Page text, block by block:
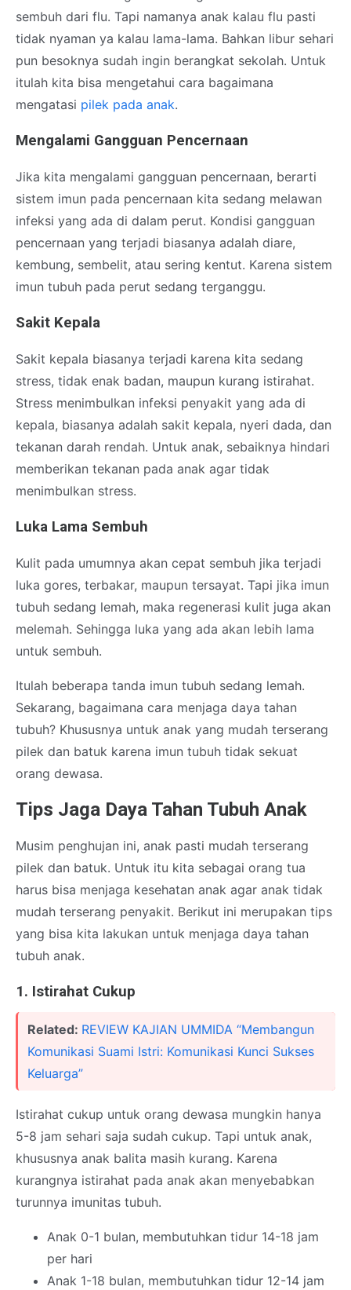
sembuh dari flu. Tapi namanya anak kalau flu pasti
tidak nyaman ya kalau lama-lama. Bahkan libur sehari
pun besoknya sudah ingin berangkat sekolah. Untuk
itulah kita bisa mengetahui cara bagaimana
mengatasi pilek pada anak.
Mengalami Gangguan Pencernaan
Jika kita mengalami gangguan pencernaan, berarti
sistem imun pada pencernaan kita sedang melawan
infeksi yang ada di dalam perut. Kondisi gangguan
pencernaan yang terjadi biasanya adalah diare,
kembung, sembelit, atau sering kentut. Karena sistem
imun tubuh pada perut sedang terganggu.
Sakit Kepala
Sakit kepala biasanya terjadi karena kita sedang
stress, tidak enak badan, maupun kurang istirahat.
Stress menimbulkan infeksi penyakit yang ada di
kepala, biasanya adalah sakit kepala, nyeri dada, dan
tekanan darah rendah. Untuk anak, sebaiknya hindari
memberikan tekanan pada anak agar tidak
menimbulkan stress.
Luka Lama Sembuh
Kulit pada umumnya akan cepat sembuh jika terjadi
luka gores, terbakar, maupun tersayat. Tapi jika imun
tubuh sedang lemah, maka regenerasi kulit juga akan
melemah. Sehingga luka yang ada akan lebih lama
untuk sembuh.
Itulah beberapa tanda imun tubuh sedang lemah.
Sekarang, bagaimana cara menjaga daya tahan
tubuh? Khususnya untuk anak yang mudah terserang
pilek dan batuk karena imun tubuh tidak sekuat
orang dewasa.
Tips Jaga Daya Tahan Tubuh Anak
Musim penghujan ini, anak pasti mudah terserang
pilek dan batuk. Untuk itu kita sebagai orang tua
harus bisa menjaga kesehatan anak agar anak tidak
mudah terserang penyakit. Berikut ini merupakan tips
yang bisa kita lakukan untuk menjaga daya tahan
tubuh anak.
1. Istirahat Cukup
Related: REVIEW KAJIAN UMMIDA “Membangun
Komunikasi Suami Istri: Komunikasi Kunci Sukses
Keluarga”
Istirahat cukup untuk orang dewasa mungkin hanya
5-8 jam sehari saja sudah cukup. Tapi untuk anak,
khususnya anak balita masih kurang. Karena
kurangnya istirahat pada anak akan menyebabkan
turunnya imunitas tubuh.
Anak 0-1 bulan, membutuhkan tidur 14-18 jam
per hari
Anak 1-18 bulan, membutuhkan tidur 12-14 jam